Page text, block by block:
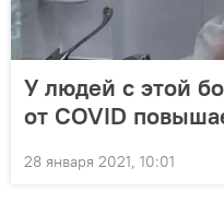
У людей с этой
от COVID
28 января 2021, 10:01